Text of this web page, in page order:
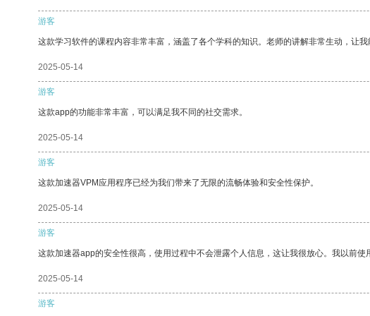
游客
这款学习软件的课程内容非常丰富，涵盖了各个学科的知识。老师的讲解非常生动，让我
2025-05-14
游客
这款app的功能非常丰富，可以满足我不同的社交需求。
2025-05-14
游客
这款加速器VPM应用程序已经为我们带来了无限的流畅体验和安全性保护。
2025-05-14
游客
这款加速器app的安全性很高，使用过程中不会泄露个人信息，这让我很放心。我以前
2025-05-14
游客